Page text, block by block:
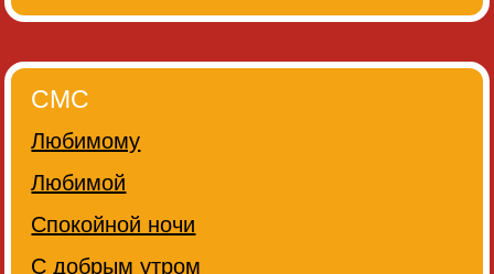
СМС
Любимому
Любимой
Спокойной ночи
С добрым утром